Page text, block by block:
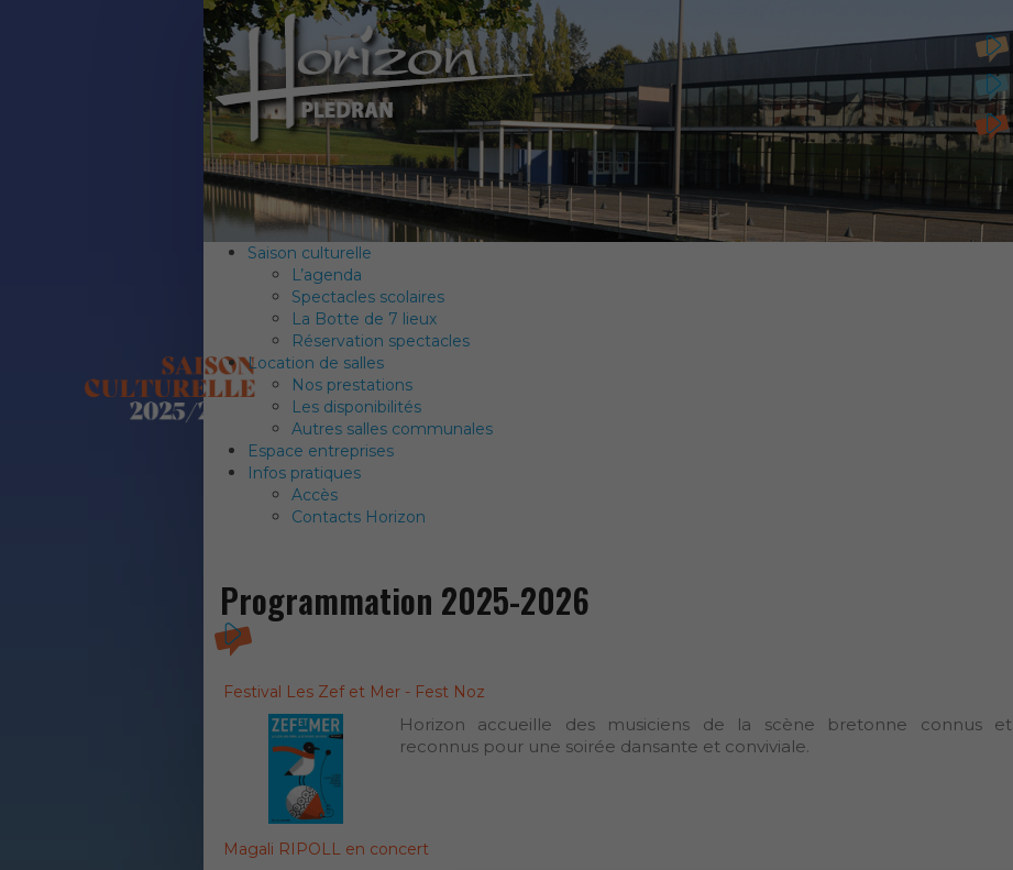
Saison culturelle
L’agenda
Spectacles scolaires
La Botte de 7 lieux
Réservation spectacles
Location de salles
Nos prestations
Les disponibilités
Autres salles communales
Espace entreprises
Infos pratiques
Accès
Contacts Horizon
Programmation 2025-2026
Festival Les Zef et Mer - Fest Noz
Horizon accueille des musiciens de la scène bretonne connus et
reconnus pour une soirée dansante et conviviale.
Magali RIPOLL en concert